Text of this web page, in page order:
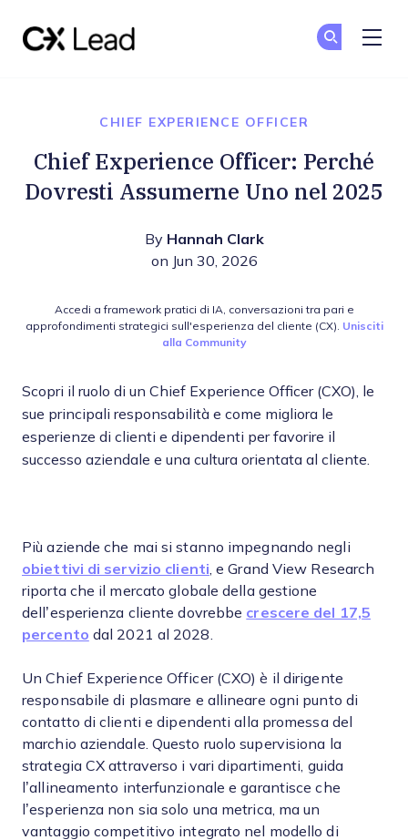
CHIEF EXPERIENCE OFFICER
Chief Experience Officer: Perché
Dovresti Assumerne Uno nel 2025
By Hannah Clark
on Jun 30, 2026
Accedi a framework pratici di IA, conversazioni tra pari e
approfondimenti strategici sull'esperienza del cliente (CX). Unisciti
alla Community
Scopri il ruolo di un Chief Experience Officer (CXO), le
sue principali responsabilità e come migliora le
esperienze di clienti e dipendenti per favorire il
successo aziendale e una cultura orientata al cliente.
Più aziende che mai si stanno impegnando negli
obiettivi di servizio clienti , e Grand View Research
riporta che il mercato globale della gestione
dell’esperienza cliente dovrebbe crescere del 17,5
percento dal 2021 al 2028.
Un Chief Experience Officer (CXO) è il dirigente
responsabile di plasmare e allineare ogni punto di
contatto di clienti e dipendenti alla promessa del
marchio aziendale. Questo ruolo supervisiona la
strategia CX attraverso i vari dipartimenti, guida
l’allineamento interfunzionale e garantisce che
l’esperienza non sia solo una metrica, ma un
vantaggio competitivo integrato nel modello di